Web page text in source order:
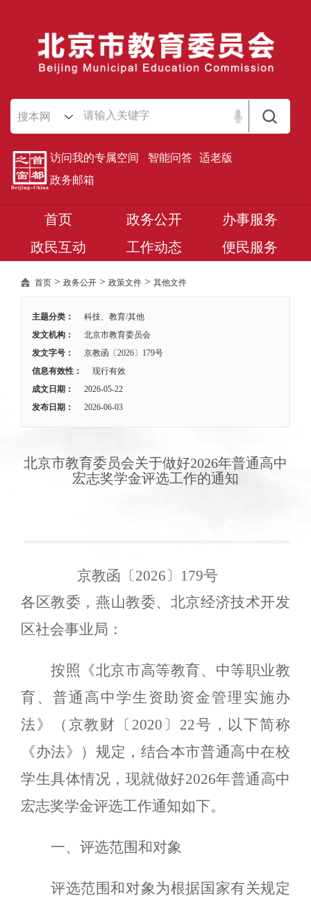
搜本网
访问我的专属空间 智能问答 适老版
政务邮箱
首页 政务公开
办事服务
政民互动
工作动态 便民服务
首页 > 政务公开 > 政策文件 > 其他文件
主题分类：
科技、教育/其他
发文机构：
北京市教育委员会
发文字号：
京教函〔2026〕179号
信息有效性：
现行有效
成文日期：
2026-05-22
发布日期：
2026-06-03
北京市教育委员会关于做好2026年普通高中
宏志奖学金评选工作的通知
京教函〔2026〕179号
各区教委，燕山教委、北京经济技术开发
区社会事业局：
按照《北京市高等教育、中等职业教
育、普通高中学生资助资金管理实施办
法》（京教财〔2020〕22号，以下简称
《办法》）规定，结合本市普通高中在校
学生具体情况，现就做好2026年普通高中
宏志奖学金评选工作通知如下。
一、评选范围和对象
评选范围和对象为根据国家有关规定